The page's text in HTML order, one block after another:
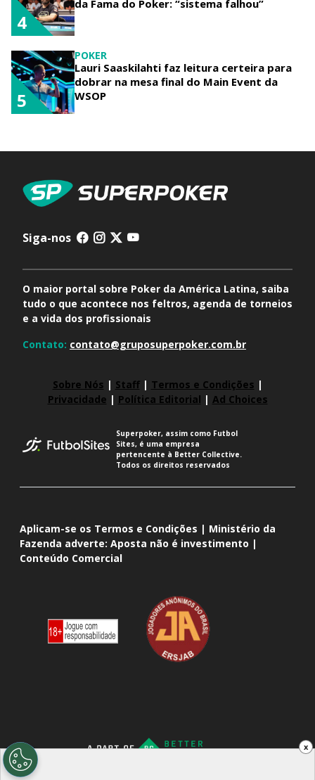
da Fama do Poker: “sistema falhou”
4
POKER
Lauri Saaskilahti faz leitura certeira para
dobrar na mesa final do Main Event da
WSOP
5
x
Siga-nos
O maior portal sobre Poker da América Latina, saiba
tudo o que acontece nos feltros, agenda de torneios
e a vida dos profissionais
Contato: contato@gruposuperpoker.com.br
Sobre Nós | Staff| Termos e Condições |
Privacidade | Política Editorial | Ad Choices
Superpoker, assim como Futbol
Sites, é uma empresa
pertencente à Better Collective.
Todos os direitos reservados
Aplicam-se os Termos e Condições | Ministério da
Fazenda adverte: Aposta não é investimento |
Conteúdo Comercial